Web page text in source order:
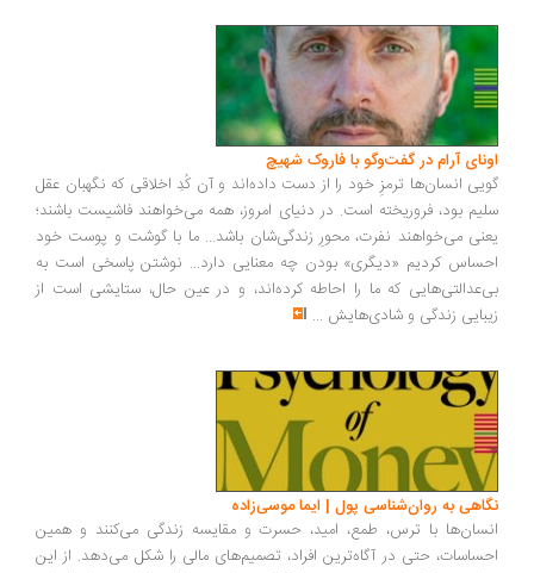
آرام در گفت‌وگو با فاروک شهیچ‭
انسان‌ها ترمزِ خود را از دست داده‌اند و آن کُدِ اخلاقی که نگهبان عقل
بود، فروریخته است. در دنیای امروز، همه می‌خواهند فاشیست باشند؛
می‌خواهند نفرت، محورِ زندگی‌شان باشد... ما با گوشت و پوست خود
کردیم «دیگری» بودن چه معنایی دارد... نوشتن پاسخی است به
که ما را احاطه کرده‌اند، و در عین حال، ستایشی است از
زندگی و شادی‌هایش...
به روان‌شناسی پول | ایما موسی‌زاده
با ترس، طمع، امید، حسرت و مقایسه زندگی می‌کنند و همین
حتی در آگاه‌ترین افراد، تصمیم‌های مالی را شکل می‌دهد. از این